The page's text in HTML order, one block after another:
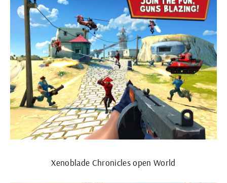
Xenoblade Chronicles open World